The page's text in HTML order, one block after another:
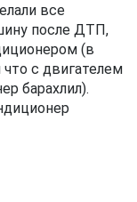
все
после ДТП,
(в
с двигателем
барахлил).